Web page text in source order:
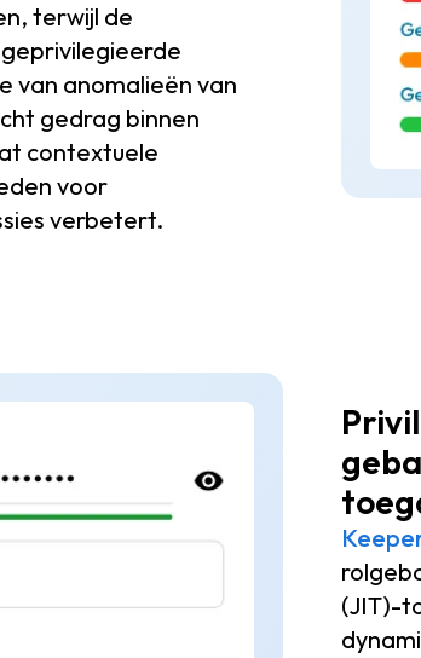
terwijl de
van anomalieën van
gedrag binnen
contextuele
voor
verbetert.
(JIT)-